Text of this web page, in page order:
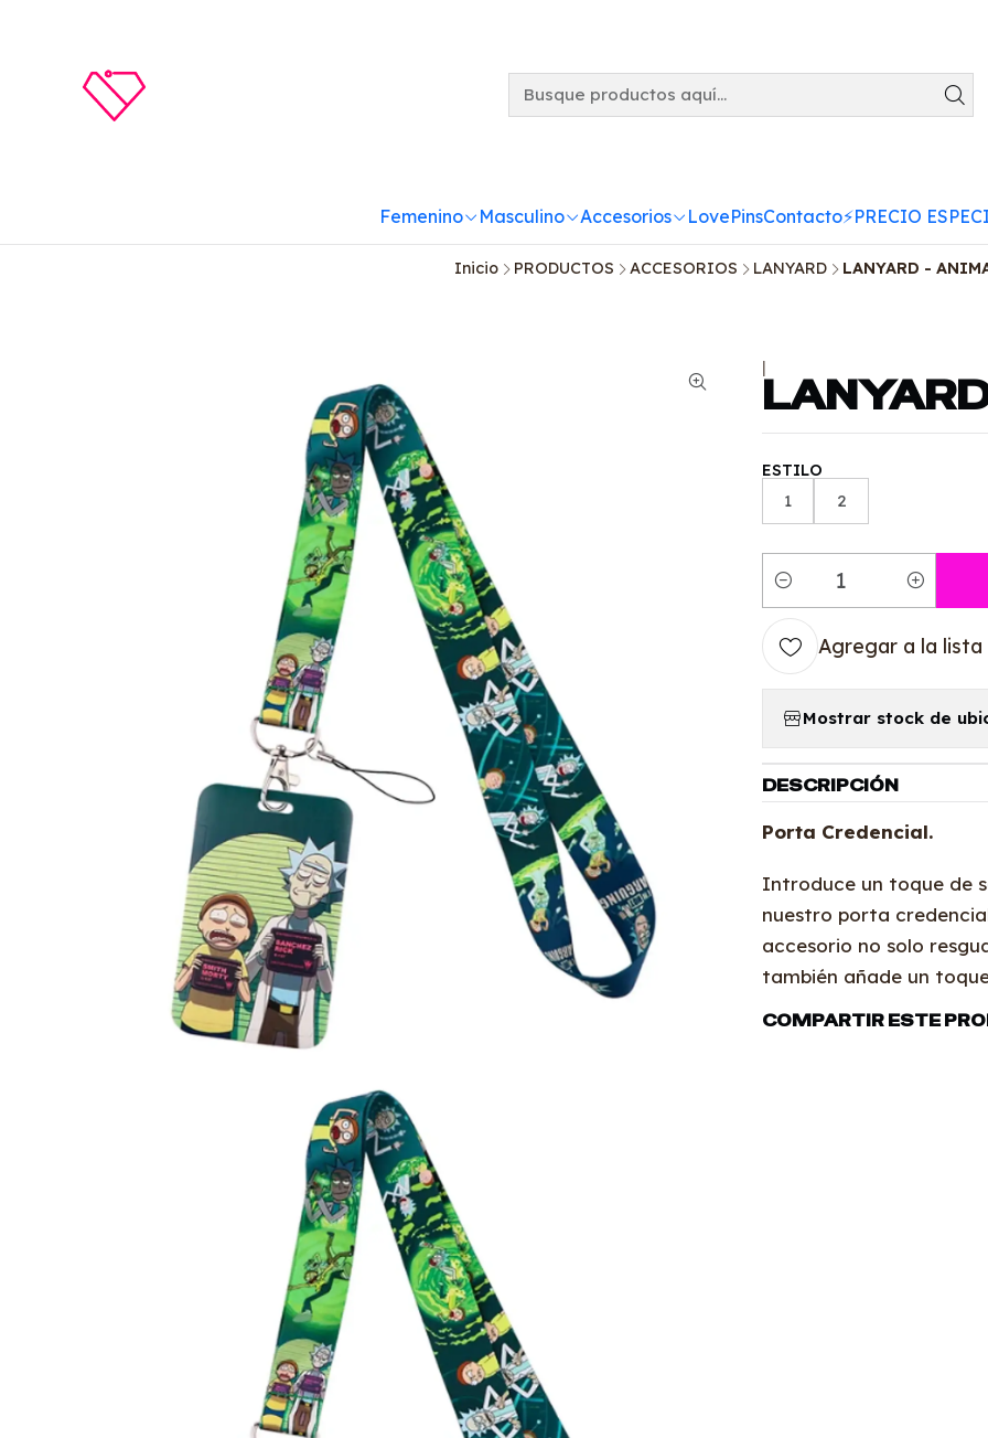
Femenino Masculino Accesorios LovePinsContacto⚡️PRECIO
Inicio PRODUCTOS ACCESORIOS LANYARD LANYARD -
|
ESTILO
1 2
Cantidad
Agregar a la
Mostrar stock de
DESCRIPCIÓN
Porta Credencial.
Introduce un toque de
nuestro porta
accesorio no solo
también añade un
COMPARTIR ESTE